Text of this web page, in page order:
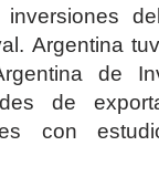
Argentina
de
de
con